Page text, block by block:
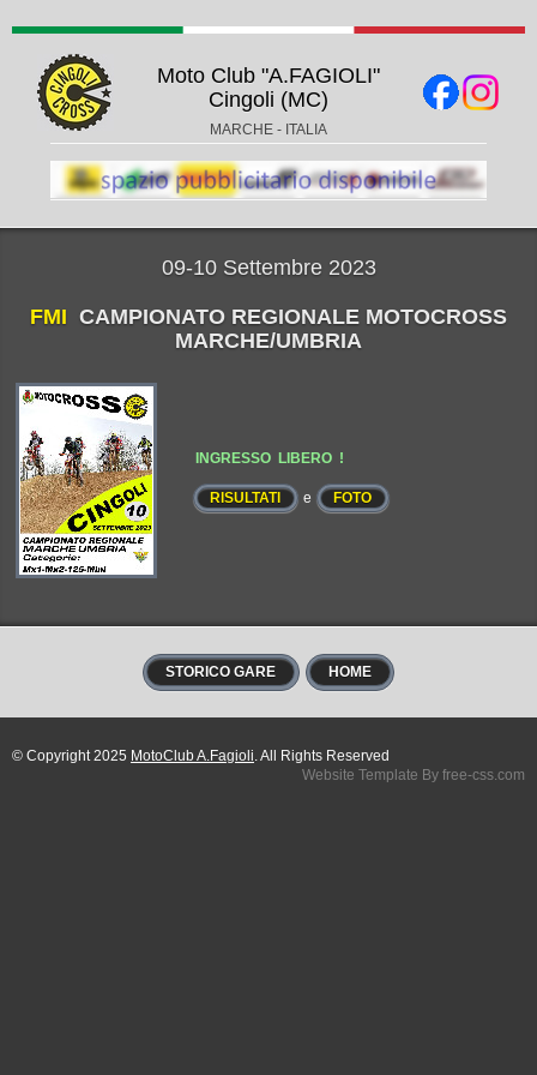
Moto Club "A.FAGIOLI"
Cingoli (MC)
MARCHE - ITALIA
09-10 Settembre 2023
FMI CAMPIONATO REGIONALE MOTOCROSS
MARCHE/UMBRIA
INGRESSO LIBERO !
RISULTATI e FOTO
STORICO GARE HOME
© Copyright 2025 MotoClub A.Fagioli. All Rights Reserved
Website Template By free-css.com